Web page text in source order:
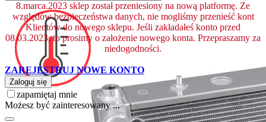
8.marca.2023 sklep został przeniesiony na nową platformę. Ze
względów bezpieczeństwa danych, nie mogliśmy przenieść kont
Klientów do nowego sklepu. Jeśli zakładałeś konto przed
08.03.2023, to prosimy o założenie nowego konta. Przepraszamy za
niedogodności.
ZAREJESTRUJ NOWE KONTO
Zaloguj się
zapamiętaj mnie
Możesz być zainteresowany ...